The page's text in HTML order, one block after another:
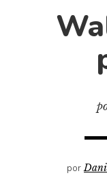
Diccionario
Lagunas mentales
por